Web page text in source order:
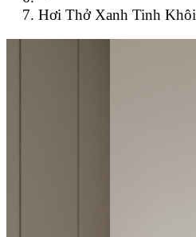
Hơi Thở Xanh Tinh Khôi